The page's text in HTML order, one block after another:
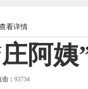
看详情
阿姨
击： 93734